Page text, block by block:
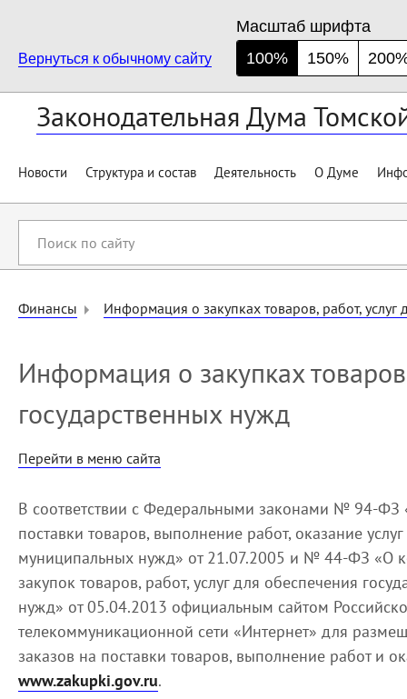
Вернуться к обычному сайту
Масштаб шрифта
100%
150%
Законодательная Дума
Новости Структура и состав Деятельность О Думе
сайту
Финансы
Информация о закупках товаров, работ,
Информация о закупках
государственных нужд
Перейти в меню сайта
В соответствии с Федеральными законами № 94-ФЗ
поставки товаров, выполнение работ, оказание
муниципальных нужд» от 21.07.2005 и № 44-ФЗ «О
закупок товаров, работ, услуг для обеспечения
нужд» от 05.04.2013 официальным сайтом
телекоммуникационной сети «Интернет» для
заказов на поставки товаров, выполнение работ и
www.zakupki.gov.ru.